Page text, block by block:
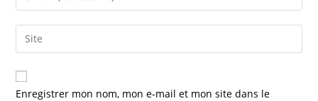
comment
your
email
address
comment
Saisir
l’URL
de
votre
Enregistrer mon nom, mon e-mail et mon site dans le